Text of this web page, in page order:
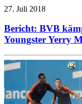
27. Juli 2018
Bericht: BVB
Youngster Yerry